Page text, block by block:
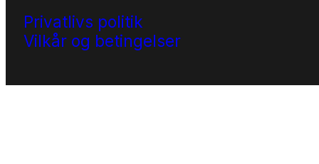
Privatlivs politik
Vilkår og betingelser